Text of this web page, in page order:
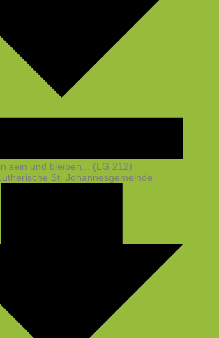
sein und bleiben... (LG 212)
St. Johannesgemeinde